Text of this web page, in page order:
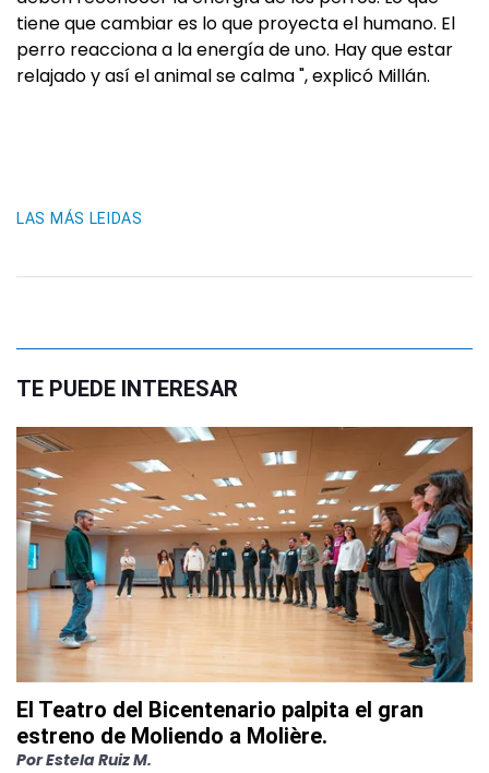
tiene que cambiar es lo que proyecta el humano. El
perro reacciona a la energía de uno. Hay que estar
relajado y así el animal se calma ", explicó Millán.
LAS MÁS LEIDAS
TE PUEDE INTERESAR
El Teatro del Bicentenario palpita el gran
estreno de Moliendo a Molière.
PorEstela Ruiz M.